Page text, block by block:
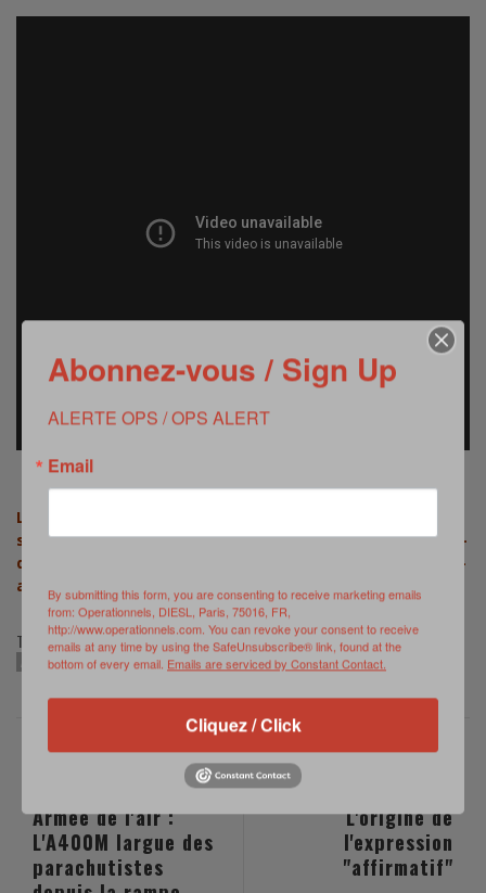
La
suite surhttp://www.opex360.com/2015/07/22/ouverture-
dune-enquete-sur-mini-drone-arme-concu-par-etudiant-
americain/
TAGS:
AUSTIN HAUGHWOUT DRONE ARMÉ IMPRESSION 3D MINI-DRONE
L'origine de
l'expression
"affirmatif"
Armée de l'air :
L'A400M largue des
parachutistes
Abonnez-vous / Sign Up
ALERTE OPS / OPS ALERT
Email
By submitting this form, you are consenting to receive marketing emails
from: Operationnels, DIESL, Paris, 75016, FR,
http://www.operationnels.com. You can revoke your consent to receive
emails at any time by using the SafeUnsubscribe® link, found at the
bottom of every email. Emails are serviced by Constant Contact.
Cliquez / Click